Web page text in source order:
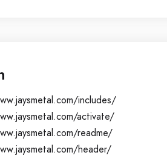
includes/
activate/
readme/
header/